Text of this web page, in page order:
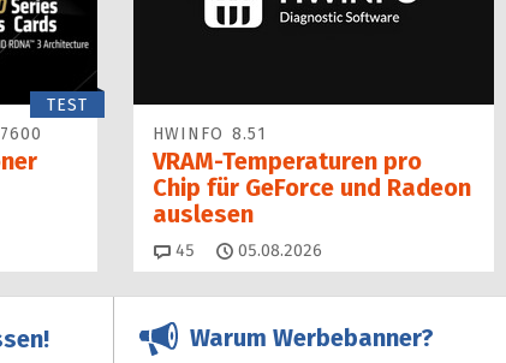
TEST
HWINFO 8.51
VRAM-Temperaturen pro
Chip für GeForce und Radeon
auslesen
45 Kommentare
05.08.2026
Warum Werbebanner?